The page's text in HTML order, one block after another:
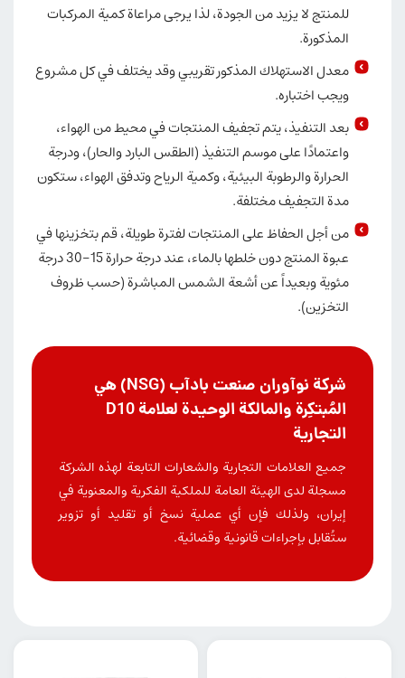
للمنتج لا يزيد من الجودة، لذا يرجى مراعاة كمية المركبات
المذكورة.
معدل الاستهلاك المذكور تقريبي وقد يختلف في كل مشروع
ويجب اختباره.
بعد التنفيذ، يتم تجفيف المنتجات في محيط من الهواء،
واعتمادًا على موسم التنفيذ (الطقس البارد والحار)، ودرجة
الحرارة والرطوبة البيئية، وكمية الرياح وتدفق الهواء، ستكون
مدة التجفيف مختلفة.
من أجل الحفاظ على المنتجات لفترة طويلة، قم بتخزينها في
عبوة المنتج دون خلطها بالماء، عند درجة حرارة 15-30 درجة
مئوية وبعيداً عن أشعة الشمس المباشرة (حسب ظروف
التخزين).
شركة نوآوران صنعت بادآب (NSG) هي
المُبتكِرة والمالكة الوحيدة لعلامة D10
التجارية
جميع العلامات التجارية والشعارات التابعة لهذه الشركة
مسجلة لدى الهيئة العامة للملكية الفكرية والمعنوية في
إيران، ولذلك فإن أي عملية نسخ أو تقليد أو تزوير
ستُقابل بإجراءات قانونية وقضائية.